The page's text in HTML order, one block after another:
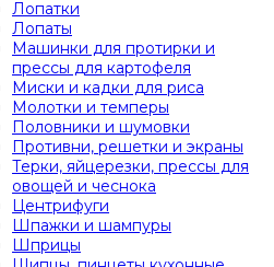
Лопатки
Лопаты
Машинки для протирки и
прессы для картофеля
Миски и кадки для риса
Молотки и темперы
Половники и шумовки
Противни, решетки и экраны
Терки, яйцерезки, прессы для
овощей и чеснока
Центрифуги
Шпажки и шампуры
Шприцы